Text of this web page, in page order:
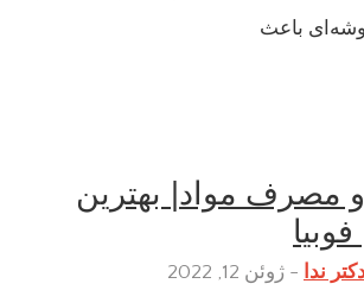
باعث
و مصرف مواد| بهترین
ندا - ژوئن 12, 2022